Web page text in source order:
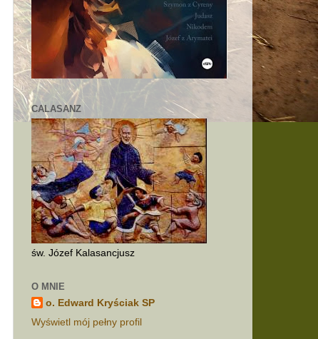
CALASANZ
św. Józef Kalasancjusz
O MNIE
o. Edward Kryściak SP
Wyświetl mój pełny profil